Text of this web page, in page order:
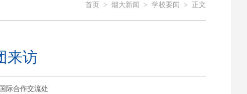
首页 > 烟大新闻 > 学校要闻 > 正文
来访
际合作交流处